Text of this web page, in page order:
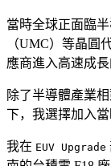
當時全球正面臨
（UMC）等晶圓
應商進入高速成長
除了半導體產業
下，我選擇加入
我在 EUV Upgrade